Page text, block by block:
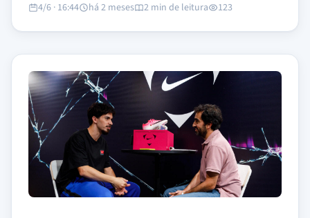
4/6 · 16:44 há 2 meses 2 min de leitura 123